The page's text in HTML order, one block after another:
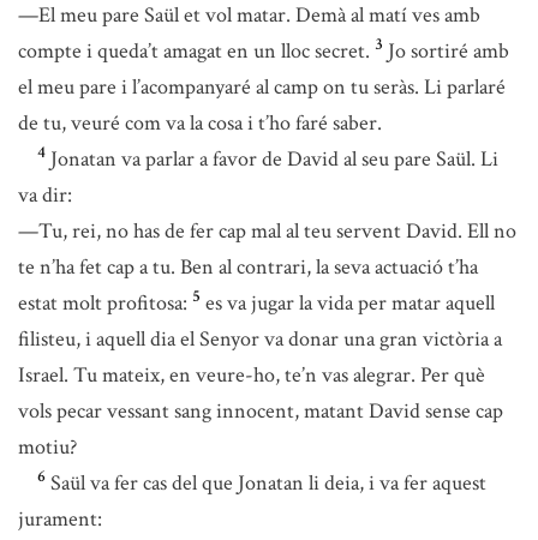
—El meu pare Saül et vol matar. Demà al matí ves amb
compte i queda’t amagat en un lloc secret. 3 Jo sortiré amb
el meu pare i l’acompanyaré al camp on tu seràs. Li parlaré
de tu, veuré com va la cosa i t’ho faré saber.
4 Jonatan va parlar a favor de David al seu pare Saül. Li
va dir:
—Tu, rei, no has de fer cap mal al teu servent David. Ell no
te n’ha fet cap a tu. Ben al contrari, la seva actuació t’ha
estat molt profitosa: 5 es va jugar la vida per matar aquell
filisteu, i aquell dia el Senyor va donar una gran victòria a
Israel. Tu mateix, en veure-ho, te’n vas alegrar. Per què
vols pecar vessant sang innocent, matant David sense cap
motiu?
6 Saül va fer cas del que Jonatan li deia, i va fer aquest
jurament: